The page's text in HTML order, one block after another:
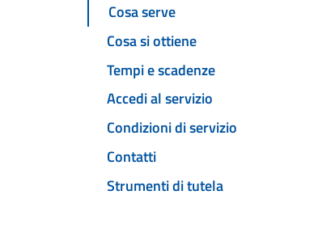
Cosa serve
Cosa si ottiene
Tempi e scadenze
Accedi al servizio
Condizioni di servizio
Contatti
Strumenti di tutela